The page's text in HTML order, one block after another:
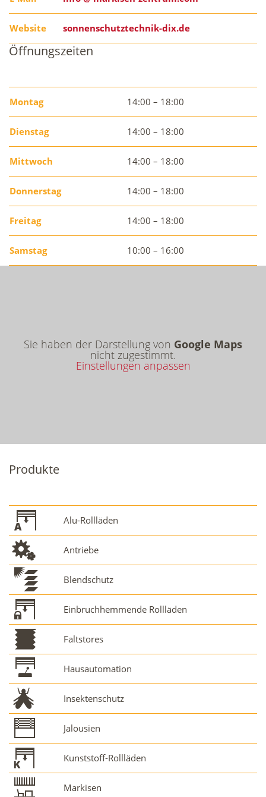
Website sonnenschutztechnik-dix.de
Öffnungszeiten
Montag 14:00 – 18:00
Dienstag 14:00 – 18:00
Mittwoch 14:00 – 18:00
Donnerstag 14:00 – 18:00
Freitag 14:00 – 18:00
Samstag 10:00 – 16:00
Sie haben der Darstellung von Google Maps
nicht zugestimmt.
Einstellungen anpassen
Produkte
Alu-Rollläden
Antriebe
Blendschutz
Einbruchhemmende Rollläden
Faltstores
Hausautomation
Insektenschutz
Jalousien
Kunststoff-Rollläden
Markisen